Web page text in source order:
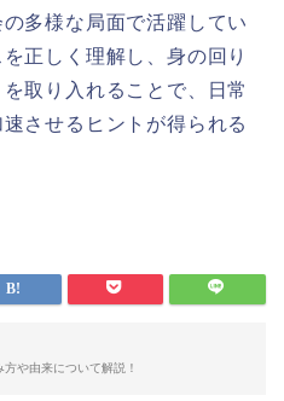
多様な局面で活躍してい
正しく理解し、身の回り
取り入れることで、日常
させるヒントが得られる
方や由来について解説！